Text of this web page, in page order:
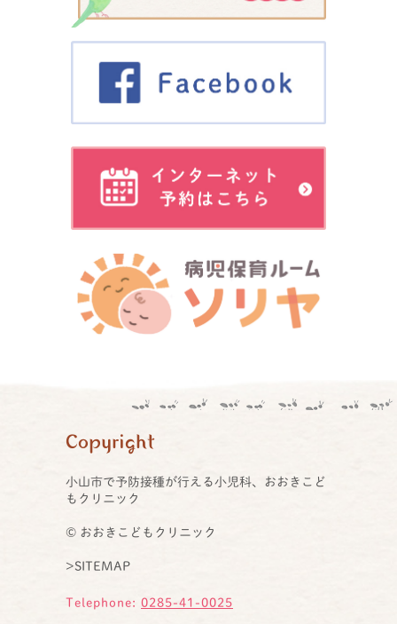
Copyright
小山市で予防接種が行える小児科、おおきこど
もクリニック
© おおきこどもクリニック
>SITEMAP
Telephone: 0285-41-0025